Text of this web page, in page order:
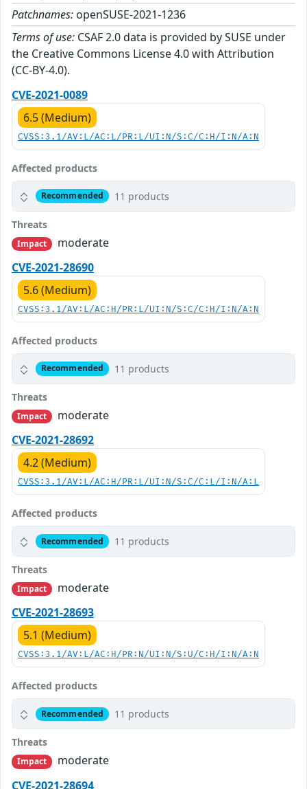
Patchnames: openSUSE-2021-1236
Terms of use: CSAF 2.0 data is provided by SUSE under
the Creative Commons License 4.0 with Attribution
(CC-BY-4.0).
CVE-2021-0089
6.5 (Medium)
CVSS:3.1/AV:L/AC:L/PR:L/UI:N/S:C/C:H/I:N/A:N
Affected products
Recommended 11 products
Threats
Impact
moderate
CVE-2021-28690
5.6 (Medium)
CVSS:3.1/AV:L/AC:H/PR:L/UI:N/S:C/C:H/I:N/A:N
Affected products
Recommended 11 products
Threats
Impact
moderate
CVE-2021-28692
4.2 (Medium)
CVSS:3.1/AV:L/AC:H/PR:L/UI:N/S:C/C:L/I:N/A:L
Affected products
Recommended 11 products
Threats
Impact
moderate
CVE-2021-28693
5.1 (Medium)
CVSS:3.1/AV:L/AC:H/PR:N/UI:N/S:U/C:H/I:N/A:N
Affected products
Recommended 11 products
Threats
Impact
moderate
CVE-2021-28694